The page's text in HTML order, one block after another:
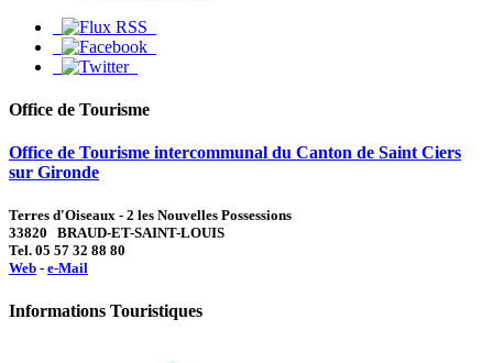
Office de Tourisme
Office de Tourisme intercommunal du Canton de Saint Ciers
sur Gironde
Terres d'Oiseaux - 2 les Nouvelles Possessions
33820 BRAUD-ET-SAINT-LOUIS
Tel. 05 57 32 88 80
Web - e-Mail
Informations Touristiques